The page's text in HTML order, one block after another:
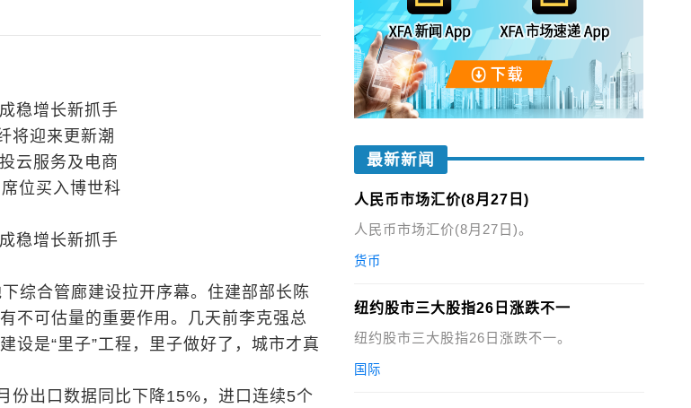
稳增长新抓手
将迎来更新潮
云服务及电商
位买入博世科
稳增长新抓手
综合管廊建设拉开序幕。住建部部长陈
不可估量的重要作用。几天前李克强总
设是“里子”工程，里子做好了，城市才真
份出口数据同比下降15%，进口连续5个
最新新闻
人民币市场汇价(8月27日)
人民币市场汇价(8月27日)。
货币
纽约股市三大股指26日涨跌不一
纽约股市三大股指26日涨跌不一。
国际